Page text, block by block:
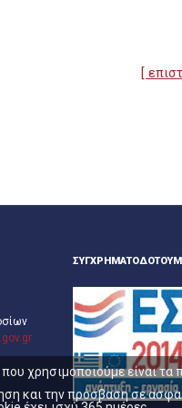
[
χρησιμοποιούμε είναι
και την πρόσβαση σε